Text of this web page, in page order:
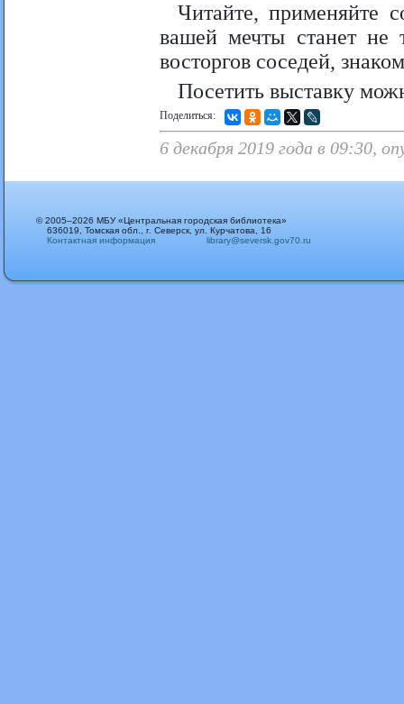
Читайте, применяйте
вашей мечты станет не
восторгов соседей,
Посетить выставку
Поделиться:
6 декабря 2019 года в 09:30,
© 2005–2026 МБУ «Центральная городская библиотека»
636019, Томская обл., г. Северск, ул. Курчатова, 16
Контактная информация
library@seversk.gov70.ru